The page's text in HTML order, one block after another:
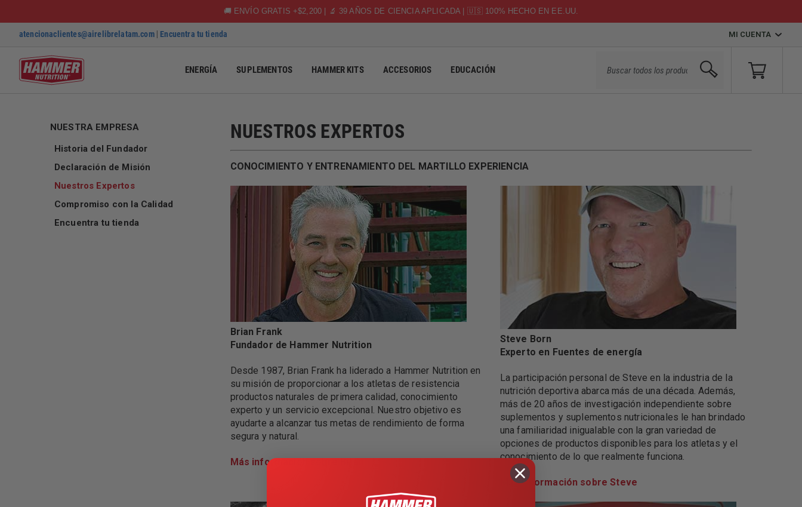
🚚 ENVÍO GRATIS +$2,200 | 🔬 39 AÑOS DE CIENCIA APLICADA | 🇺🇸 100% HECHO EN EE.UU.
SKIP TO CONTENT
atencionaclientes@airelibrelatam.com| Encuentra tu tienda MI CUENTA
ENERGÍA SUPLEMENTOS HAMMER KITS ACCESORIOS EDUCACIÓN
NUESTRA EMPRESA
Historia del Fundador
Declaración de Misión
Nuestros Expertos
Compromiso con la Calidad
Encuentra tu tienda
NUESTROS EXPERTOS
CONOCIMIENTO Y ENTRENAMIENTO DEL MARTILLO EXPERIENCIA
Brian Frank
Fundador de Hammer Nutrition
Desde 1987, Brian Frank ha liderado a Hammer Nutrition en
su misión de proporcionar a los atletas de resistencia
productos naturales de primera calidad, conocimiento
experto y un servicio excepcional. Nuestro objetivo es
ayudarte a alcanzar tus metas de rendimiento de forma
segura y natural.
Más información sobre Brian
Steve Born
Experto en Fuentes de energía
La participación personal de Steve en la industria de la
nutrición deportiva abarca más de una década. Además,
más de 20 años de investigación independiente sobre
suplementos y suplementos nutricionales le han brindado
una familiaridad inigualable con la gran variedad de
opciones de productos disponibles para los atletas y el
conocimiento de lo que realmente funciona.
Más información sobre Steve